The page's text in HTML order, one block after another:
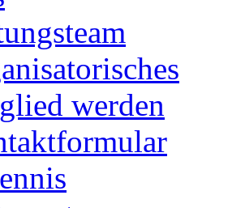
werden